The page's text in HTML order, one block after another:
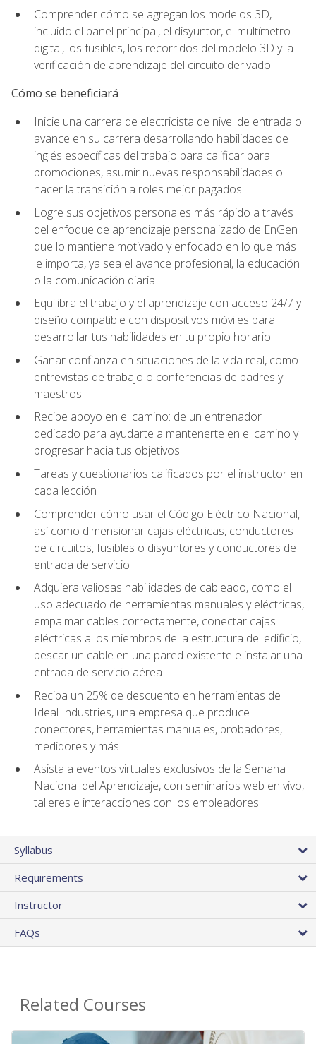
Comprender cómo se agregan los modelos 3D,
incluido el panel principal, el disyuntor, el multímetro
digital, los fusibles, los recorridos del modelo 3D y la
verificación de aprendizaje del circuito derivado
Cómo se beneficiará
Inicie una carrera de electricista de nivel de entrada o
avance en su carrera desarrollando habilidades de
inglés específicas del trabajo para calificar para
promociones, asumir nuevas responsabilidades o
hacer la transición a roles mejor pagados
Logre sus objetivos personales más rápido a través
del enfoque de aprendizaje personalizado de EnGen
que lo mantiene motivado y enfocado en lo que más
le importa, ya sea el avance profesional, la educación
o la comunicación diaria
Equilibra el trabajo y el aprendizaje con acceso 24/7 y
diseño compatible con dispositivos móviles para
desarrollar tus habilidades en tu propio horario
Ganar confianza en situaciones de la vida real, como
entrevistas de trabajo o conferencias de padres y
maestros.
Recibe apoyo en el camino: de un entrenador
dedicado para ayudarte a mantenerte en el camino y
progresar hacia tus objetivos
Tareas y cuestionarios calificados por el instructor en
cada lección
Comprender cómo usar el Código Eléctrico Nacional,
así como dimensionar cajas eléctricas, conductores
de circuitos, fusibles o disyuntores y conductores de
entrada de servicio
Adquiera valiosas habilidades de cableado, como el
uso adecuado de herramientas manuales y eléctricas,
empalmar cables correctamente, conectar cajas
eléctricas a los miembros de la estructura del edificio,
pescar un cable en una pared existente e instalar una
entrada de servicio aérea
Reciba un 25% de descuento en herramientas de
Ideal Industries, una empresa que produce
conectores, herramientas manuales, probadores,
medidores y más
Asista a eventos virtuales exclusivos de la Semana
Nacional del Aprendizaje, con seminarios web en vivo,
talleres e interacciones con los empleadores
Syllabus
Requirements
Instructor
FAQs
Related Courses